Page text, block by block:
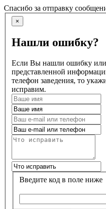
Спасибо за отправку
×
Нашли ошибку?
Если Вы нашли ошибку или
представленной
телефон заведения, то
исправим.
Введите код в поле ниже